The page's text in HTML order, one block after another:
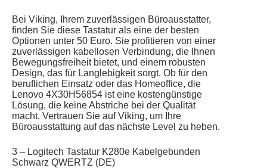
Bei Viking, Ihrem zuverlässigen Büroausstatter,
finden Sie diese Tastatur als eine der besten
Optionen unter 50 Euro. Sie profitieren von einer
zuverlässigen kabellosen Verbindung, die Ihnen
Bewegungsfreiheit bietet, und einem robusten
Design, das für Langlebigkeit sorgt. Ob für den
beruflichen Einsatz oder das Homeoffice, die
Lenovo 4X30H56854 ist eine kostengünstige
Lösung, die keine Abstriche bei der Qualität
macht. Vertrauen Sie auf Viking, um Ihre
Büroausstattung auf das nächste Level zu heben.
3 – Logitech Tastatur K280e Kabelgebunden
Schwarz QWERTZ (DE)